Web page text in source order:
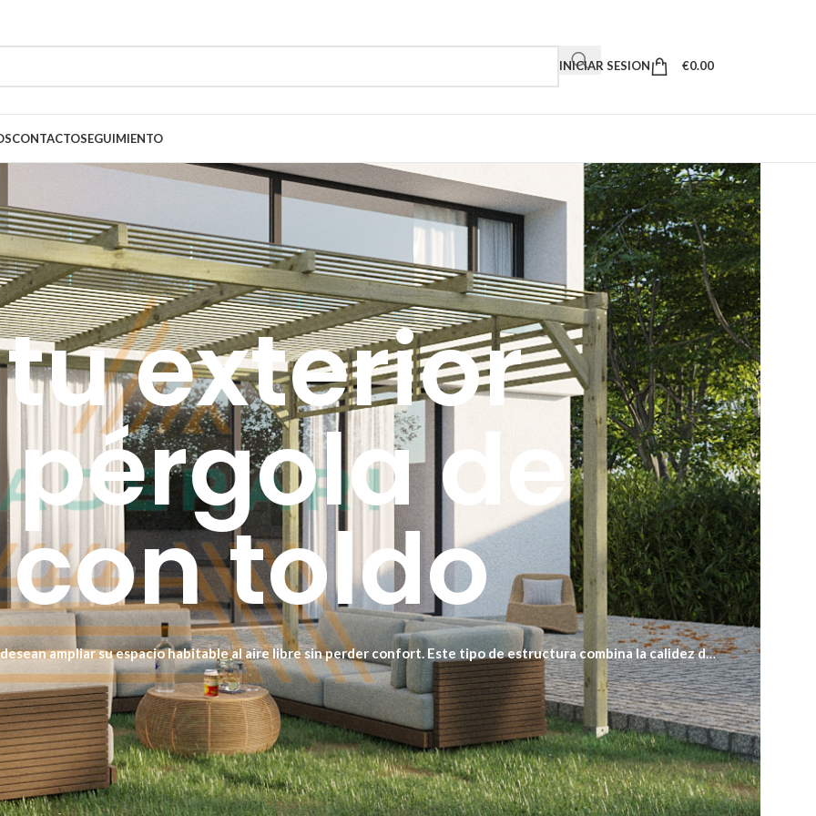
INICIAR SESION €0.00
CONTACTOSEGUIMIENTO
exterior
de
toldo
ampliar su espacio habitable al aire libre sin perder confort. Este tipo de estructura combina la calidez de
la exposición solar en cada momento. Es perfecta para terrazas, jardines o patios donde se busca crear